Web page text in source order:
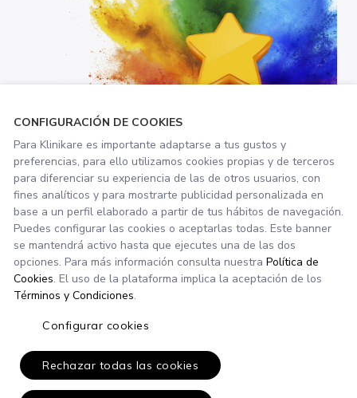
¡GRACIAS!
Tu opinión es muy importante para
nosotros.
CONFIGURACIÓN DE COOKIES
Para Klinikare es importante adaptarse a tus gustos y
preferencias, para ello utilizamos cookies propias y de terceros
para diferenciar su experiencia de las de otros usuarios, con
fines analíticos y para mostrarte publicidad personalizada en
base a un perfil elaborado a partir de tus hábitos de navegación.
Puedes configurar las cookies o aceptarlas todas. Este banner
se mantendrá activo hasta que ejecutes una de las dos
opciones. Para más información consulta nuestra Política de
Cookies. El uso de la plataforma implica la aceptación de los
Términos y Condiciones.
Configurar cookies
Rechazar todas las cookies